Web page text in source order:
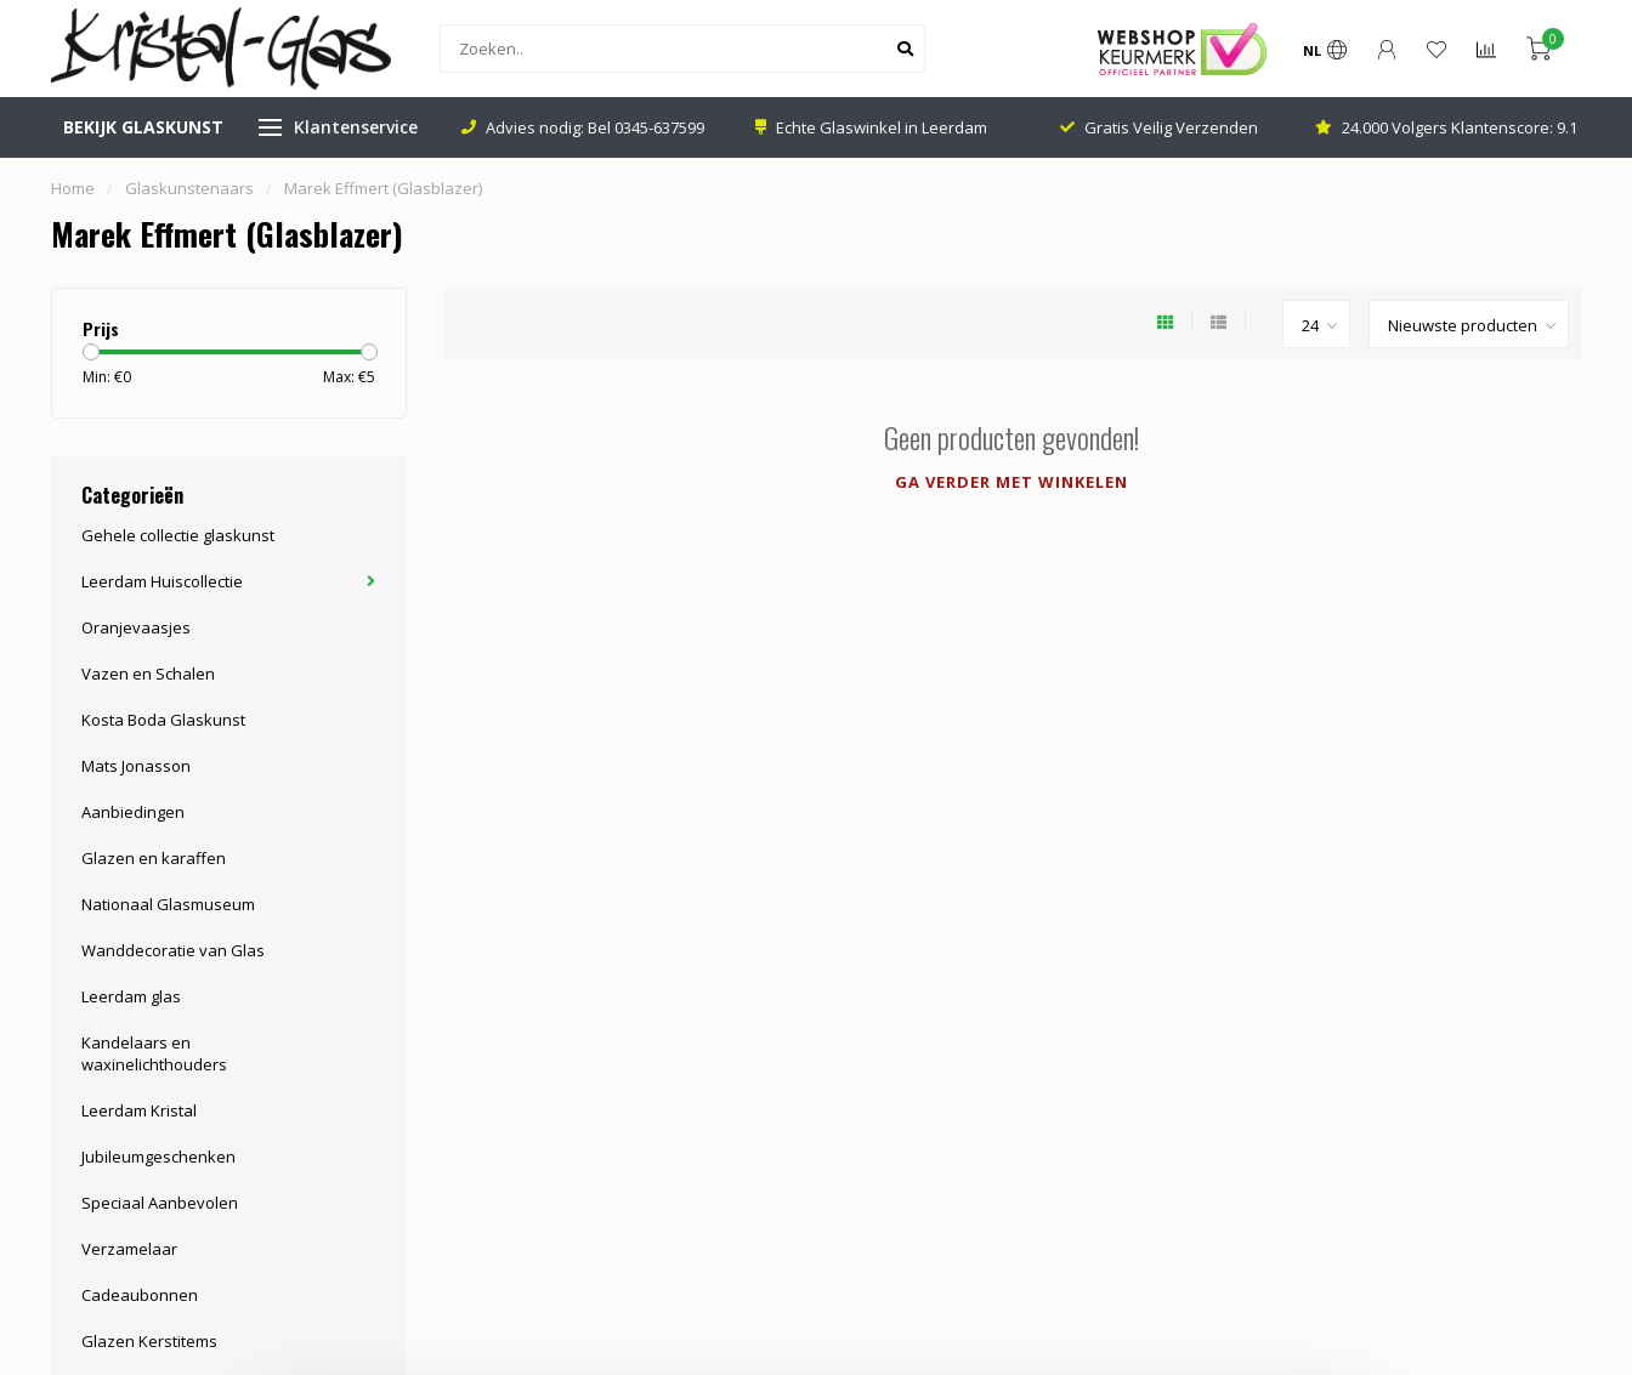
NL
0
BEKIJK GLASKUNST Klantenservice
Verzenden 24.000 Volgers Klantenscore: 9.1 Advies nodig: Bel 0345-637599 Echte Glaswinkel in Leerdam Gratis Veilig Verzenden 24.000 Volgers Klantenscore: 9.1
Home / Glaskunstenaars / Marek Effmert (Glasblazer)
Marek Effmert (Glasblazer)
Prijs
Min: €0 Max: €5
Categorieën
Gehele collectie glaskunst
Leerdam Huiscollectie
Oranjevaasjes
Vazen en Schalen
Kosta Boda Glaskunst
Mats Jonasson
Aanbiedingen
Glazen en karaffen
Nationaal Glasmuseum
Wanddecoratie van Glas
Leerdam glas
Kandelaars en
waxinelichthouders
Leerdam Kristal
Jubileumgeschenken
Speciaal Aanbevolen
Verzamelaar
Cadeaubonnen
Glazen Kerstitems
Geen producten gevonden!
GA VERDER MET WINKELEN